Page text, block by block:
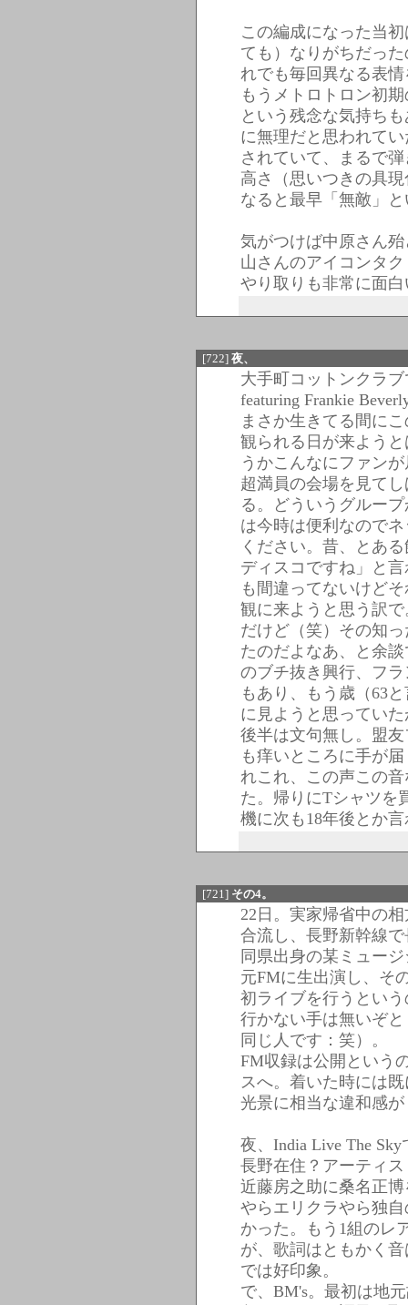
この編成になった当
ても）なりがちだっ
れでも毎回異なる表
もうメトロトロン初
という残念な気持ち
に無理だと思われて
されていて、まるで
高さ（思いつきの具
なると最早「無敵」
気がつけば中原さん
山さんのアイコンタ
やり取りも非常に面白
[722] 夜、
大手町コットンクラ
featuring Frankie
まさか生きてる間に
観られる日が来よう
うかこんなにファン
超満員の会場を見て
る。どういうグルー
は今時は便利なので
ください。昔、とあ
ディスコですね」と
も間違ってないけど
観に来ようと思う訳
だけど（笑）その知
たのだよなあ、と余
のブチ抜き興行、フ
もあり、もう歳（63
に見ようと思ってい
後半は文句無し。盟
も痒いところに手が
れこれ、この声この
た。帰りにTシャツを
機に次も18年後とか
[721] その4。
22日。実家帰省中の
合流し、長野新幹線
同県出身の某ミュー
元FMに生出演し、そ
初ライブを行うとい
行かない手は無いぞ
同じ人です：笑）。
FM収録は公開という
スへ。着いた時には
光景に相当な違和感
夜、India Live The
長野在住？アーティ
近藤房之助に桑名正
やらエリクラやら独
かった。もう1組のレ
が、歌詞はともかく
では好印象。
で、BM's。最初は地